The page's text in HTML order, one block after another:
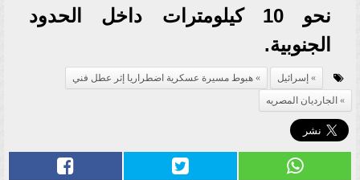
نحو 10 كيلومترات داخل الحدود
الجنوبية.
إسرائيل
هبوط مسيرة عسكرية اضطراريا إثر عطل فني
الجارديان المصريه